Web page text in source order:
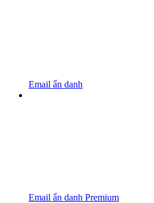
Email ẩn danh
Email ẩn danh Premium